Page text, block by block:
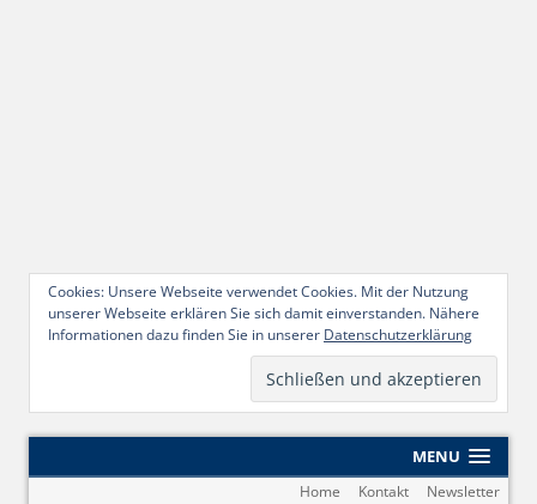
Cookies: Unsere Webseite verwendet Cookies. Mit der Nutzung
unserer Webseite erklären Sie sich damit einverstanden. Nähere
Informationen dazu finden Sie in unserer Datenschutzerklärung
MENU
Home Kontakt Newsletter